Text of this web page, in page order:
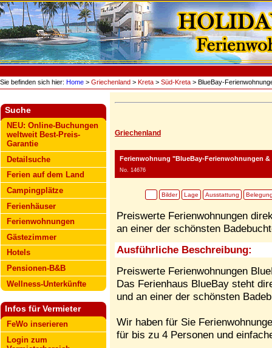
Sie befinden sich hier: Home > Griechenland > Kreta > Süd-Kreta > BlueBay-
Suche
NEU: Online-Buchungen
weltweit Best-Preis-
Garantie
Detailsuche
Ferien auf dem Land
Campingplätze
Ferienhäuser
Ferienwohnungen
Gästezimmer
Hotels
Pensionen-B&B
Wellness-Unterkünfte
Infos für Vermieter
FeWo inserieren
Login zum
Griechenland
Ferienwohnung "BlueBay-Ferienwohnungen
No. 14676
Bilder Lage Ausstattung
Preiswerte Ferienwohnungen
an einer der schönsten
Ausführliche Beschreibung:
Preiswerte Ferienwohnungen
Das Ferienhaus BlueBay steht
und an einer der schönsten
Wir haben für Sie
für bis zu 4 Personen und